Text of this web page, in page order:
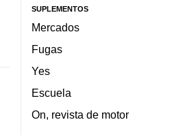
SUPLEMENTOS
Mercados
Fugas
Yes
Escuela
On, revista de motor